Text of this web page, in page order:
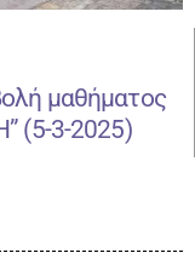
μαθήματος
(5-3-2025)